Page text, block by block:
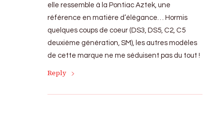
elle ressemble à la Pontiac Aztek, une
référence en matière d’élégance… Hormis
quelques coups de coeur (DS3, DS5, C2, C5
deuxième génération, SM), les autres modèles
de cette marque ne me séduisent pas du tout !
Reply